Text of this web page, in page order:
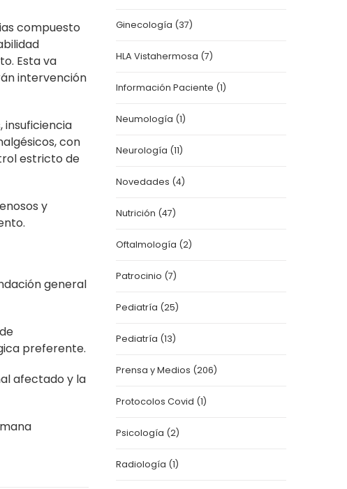
compuesto
Esta va
intervención
insuficiencia
con
estricto de
y
general
preferente.
afectado y la
Ginecología (37)
HLA Vistahermosa (7)
Información Paciente (1)
Neumología (1)
Neurología (11)
Novedades (4)
Nutrición (47)
Oftalmología (2)
Patrocinio (7)
Pediatría (25)
Pediatría (13)
Prensa y Medios (206)
Protocolos Covid (1)
Psicología (2)
Radiología (1)